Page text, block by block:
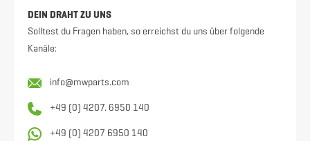
DEIN DRAHT ZU UNS
Solltest du Fragen haben, so erreichst du uns über folgende
Kanäle:
info@mwparts.com
+49 (0) 4207. 6950 140
+49 (0) 4207 6950 140